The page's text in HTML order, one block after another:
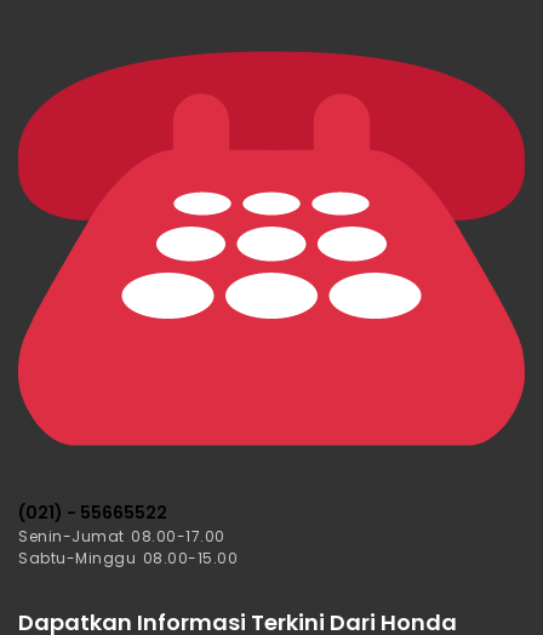
(021) - 55665522
Senin-Jumat 08.00-17.00
Sabtu-Minggu 08.00-15.00
Dapatkan Informasi Terkini Dari Honda